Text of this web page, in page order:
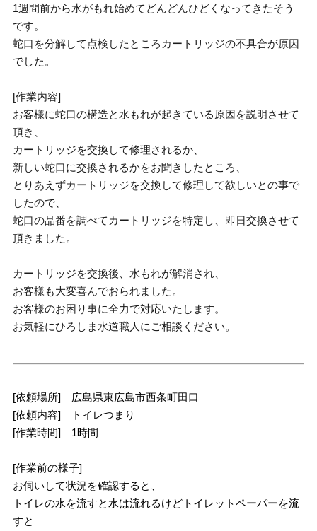
1週間前から水がもれ始めてどんどんひどくなってきたそう
です。
蛇口を分解して点検したところカートリッジの不具合が原因
でした。
[作業内容]
お客様に蛇口の構造と水もれが起きている原因を説明させて
頂き、
カートリッジを交換して修理されるか、
新しい蛇口に交換されるかをお聞きしたところ、
とりあえずカートリッジを交換して修理して欲しいとの事で
したので、
蛇口の品番を調べてカートリッジを特定し、即日交換させて
頂きました。
カートリッジを交換後、水もれが解消され、
お客様も大変喜んでおられました。
お客様のお困り事に全力で対応いたします。
お気軽にひろしま水道職人にご相談ください。
[依頼場所] 広島県東広島市西条町田口
[依頼内容] トイレつまり
[作業時間] 1時間
[作業前の様子]
お伺いして状況を確認すると、
トイレの水を流すと水は流れるけどトイレットペーパーを流
すと